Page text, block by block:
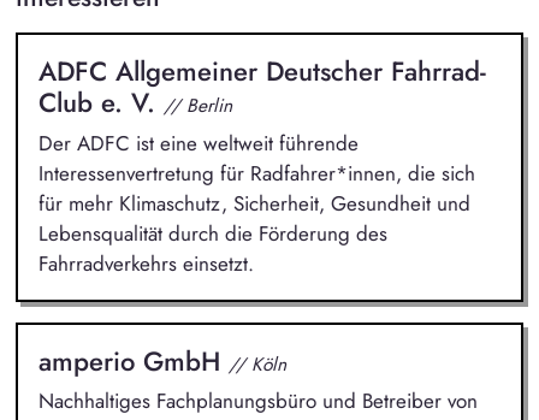
ADFC Allgemeiner Deutscher Fahrrad-
Club e. V. // Berlin
Der ADFC ist eine weltweit führende
Interessenvertretung für Radfahrer*innen, die sich
für mehr Klimaschutz, Sicherheit, Gesundheit und
Lebensqualität durch die Förderung des
Fahrradverkehrs einsetzt.
amperio GmbH // Köln
Nachhaltiges Fachplanungsbüro und Betreiber von